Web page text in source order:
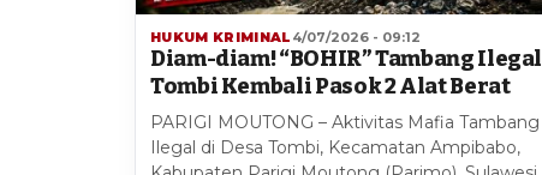
HUKUM KRIMINAL 4/07/2026 - 09:12
Diam-diam! “BOHIR” Tambang Ilegal
Tombi Kembali Pasok 2 Alat Berat
PARIGI MOUTONG – Aktivitas Mafia Tambang
Ilegal di Desa Tombi, Kecamatan Ampibabo,